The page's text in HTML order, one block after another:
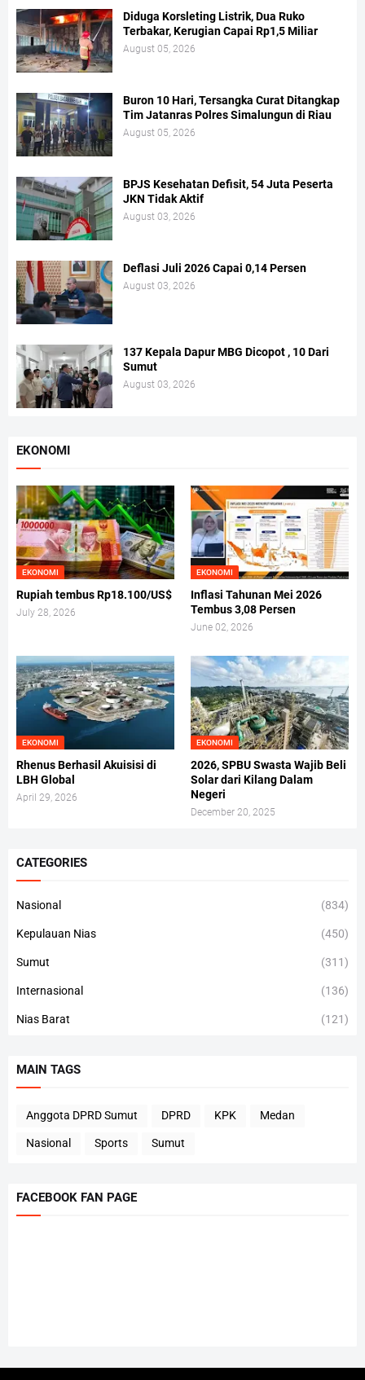
Diduga Korsleting Listrik, Dua Ruko
Terbakar, Kerugian Capai Rp1,5 Miliar
August 05, 2026
Buron 10 Hari, Tersangka Curat Ditangkap
Tim Jatanras Polres Simalungun di Riau
August 05, 2026
BPJS Kesehatan Defisit, 54 Juta Peserta
JKN Tidak Aktif
August 03, 2026
Deflasi Juli 2026 Capai 0,14 Persen
August 03, 2026
137 Kepala Dapur MBG Dicopot , 10 Dari
Sumut
August 03, 2026
EKONOMI
EKONOMI
Rupiah tembus Rp18.100/US$
July 28, 2026
EKONOMI
Inflasi Tahunan Mei 2026
Tembus 3,08 Persen
June 02, 2026
EKONOMI
Rhenus Berhasil Akuisisi di
LBH Global
April 29, 2026
EKONOMI
2026, SPBU Swasta Wajib Beli
Solar dari Kilang Dalam
Negeri
December 20, 2025
CATEGORIES
Nasional (834)
Kepulauan Nias (450)
Sumut (311)
Internasional (136)
Nias Barat (121)
MAIN TAGS
Anggota DPRD Sumut DPRD KPK Medan
Nasional Sports Sumut
FACEBOOK FAN PAGE